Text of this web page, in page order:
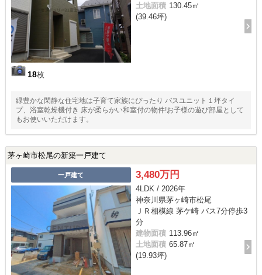
18枚
土地面積 130.45㎡
(39.46坪)
緑豊かな閑静な住宅地は子育て家族にぴったり バスユニット１坪タイ
プ、浴室乾燥機付き 床が柔らかい和室付の物件!お子様の遊び部屋として
もお使いいただけます。
茅ヶ崎市松尾の新築一戸建て
一戸建て 3,480万円
4LDK / 2026年
神奈川県茅ヶ崎市松尾
ＪＲ相模線 茅ケ崎 バス7分停歩3
分
建物面積 113.96㎡
土地面積 65.87㎡
(19.93坪)